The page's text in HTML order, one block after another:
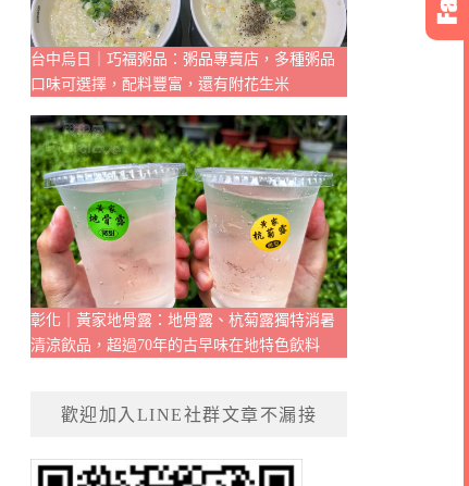
台中烏日｜巧福粥品：粥品專賣店，多種粥品
口味可選擇，配料豐富，還有附花生米
彰化｜黃家地骨露：地骨露、杭菊露獨特消暑
清涼飲品，超過70年的古早味在地特色飲料
歡迎加入LINE社群文章不漏接